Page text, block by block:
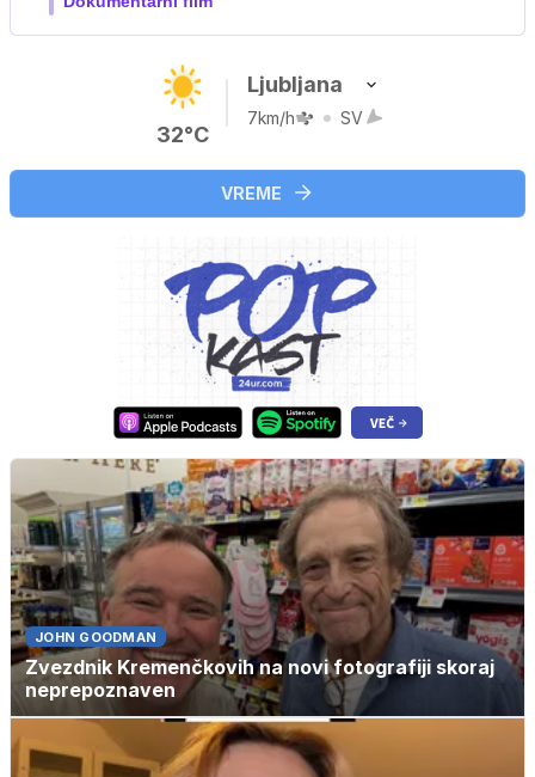
32°C
Ljubljana
7km/h SV
VREME
JOHN GOODMAN
Zvezdnik Kremenčkovih na novi fotografiji skoraj
neprepoznaven